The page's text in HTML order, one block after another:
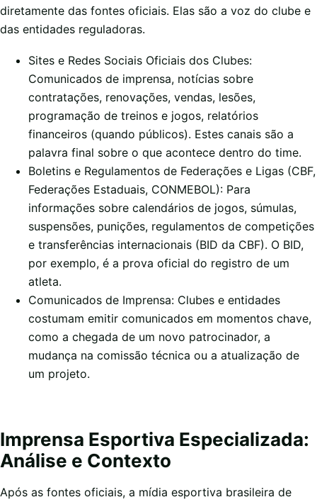
diretamente das fontes oficiais. Elas são a voz do clube e
das entidades reguladoras.
Sites e Redes Sociais Oficiais dos Clubes:
Comunicados de imprensa, notícias sobre
contratações, renovações, vendas, lesões,
programação de treinos e jogos, relatórios
financeiros (quando públicos). Estes canais são a
palavra final sobre o que acontece dentro do time.
Boletins e Regulamentos de Federações e Ligas (CBF,
Federações Estaduais, CONMEBOL): Para
informações sobre calendários de jogos, súmulas,
suspensões, punições, regulamentos de competições
e transferências internacionais (BID da CBF). O BID,
por exemplo, é a prova oficial do registro de um
atleta.
Comunicados de Imprensa: Clubes e entidades
costumam emitir comunicados em momentos chave,
como a chegada de um novo patrocinador, a
mudança na comissão técnica ou a atualização de
um projeto.
Imprensa Esportiva Especializada:
Análise e Contexto
Após as fontes oficiais, a mídia esportiva brasileira de